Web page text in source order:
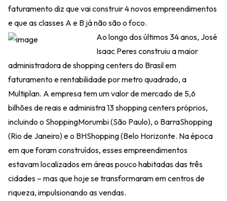
faturamento diz que vai construir 4 novos empreendimentos
e que as classes A e B já não são o foco.
Ao longo dos últimos 34 anos, José
Isaac Peres construiu a maior
administradora de shopping centers do Brasil em
faturamento e rentabilidade por metro quadrado, a
Multiplan. A empresa tem um valor de mercado de 5,6
bilhões de reais e administra 13 shopping centers próprios,
incluindo o ShoppingMorumbi (São Paulo), o BarraShopping
(Rio de Janeiro) e o BHShopping (Belo Horizonte. Na época
em que foram construídos, esses empreendimentos
estavam localizados em áreas pouco habitadas das três
cidades – mas que hoje se transformaram em centros de
riqueza, impulsionando as vendas.